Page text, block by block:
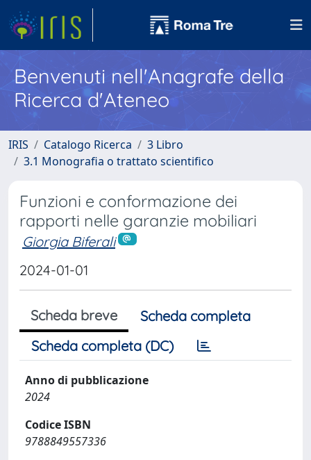
Benvenuti nell'Anagrafe della
Ricerca d'Ateneo
IRIS Catalogo Ricerca
3 Libro
3.1 Monografia o trattato scientifico
Funzioni e conformazione dei
rapporti nelle garanzie mobiliari
Giorgia Biferali
2024-01-01
Scheda breve
Scheda completa
Scheda completa (DC)
Anno di pubblicazione
2024
Codice ISBN
9788849557336